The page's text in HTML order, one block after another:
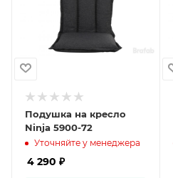
Подушка на кресло
Ninja 5900-72
Уточняйте у менеджера
4 290 ₽